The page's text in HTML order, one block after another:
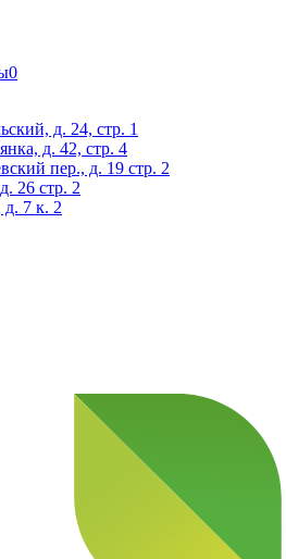
0
д. 24, стр. 1
д. 42, стр. 4
пер., д. 19 стр. 2
26 стр. 2
7 к. 2